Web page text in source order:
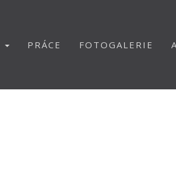
PRÁCE FOTOGALERIE